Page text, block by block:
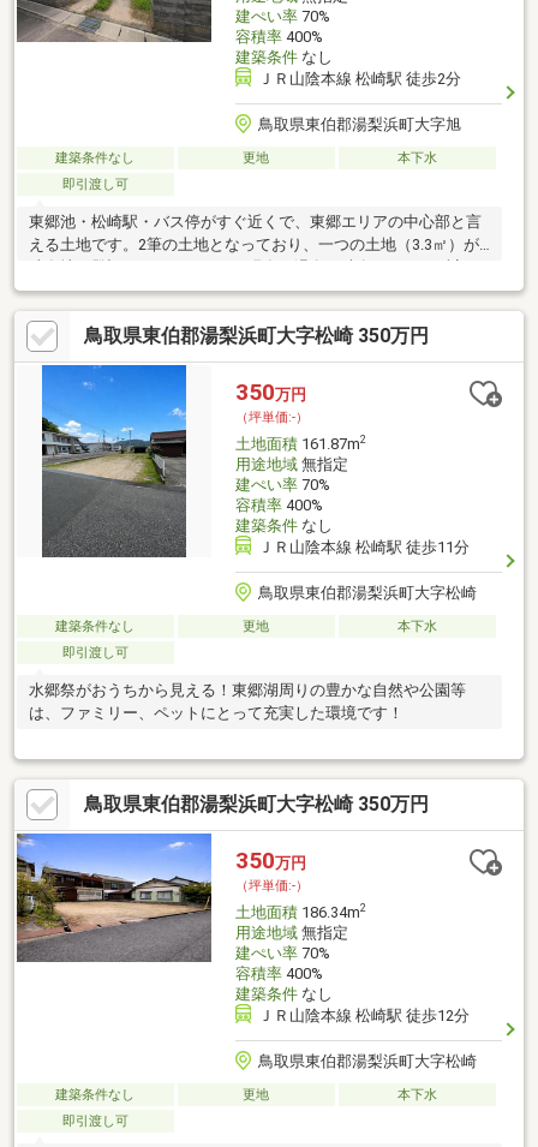
建ぺい率70%
容積率400%
建築条件なし
ＪＲ山陰本線 松崎駅 徒歩2分
鳥取県東伯郡湯梨浜町大字旭
建築条件なし 更地
本下水
即引渡し可
東郷池・松崎駅・バス停がすぐ近くで、東郷エリアの中心部と言
える土地です。2筆の土地となっており、一つの土地（3.3㎡）が
どはありません。
鳥取県東伯郡湯梨浜町大字松崎 350万円
350万円
（坪単価:-）
土地面積161.87m2
用途地域無指定
建ぺい率70%
容積率400%
建築条件なし
ＪＲ山陰本線 松崎駅 徒歩11分
鳥取県東伯郡湯梨浜町大字松崎
建築条件なし 更地
本下水
即引渡し可
水郷祭がおうちから見える！東郷湖周りの豊かな自然や公園等
は、ファミリー、ペットにとって充実した環境です！
鳥取県東伯郡湯梨浜町大字松崎 350万円
350万円
（坪単価:-）
土地面積186.34m2
用途地域無指定
建ぺい率70%
容積率400%
建築条件なし
ＪＲ山陰本線 松崎駅 徒歩12分
鳥取県東伯郡湯梨浜町大字松崎
建築条件なし 更地
本下水
即引渡し可